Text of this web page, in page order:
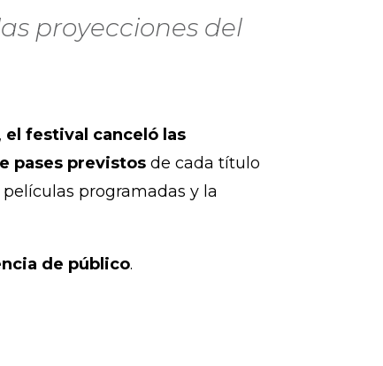
proyecciones del
el festival canceló las
pases previstos de cada título
programadas y la
de público.